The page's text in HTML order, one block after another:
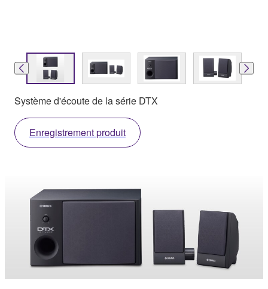
Système d'écoute de la série DTX
Enregistrement produit